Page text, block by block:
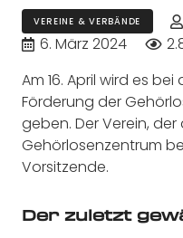
VEREINE & VERBÄNDE
6. März 2024
Am 16. April wird es
Förderung der
geben. Der Verein,
Gehörlosenzentrum
Vorsitzende.
Der zuletzt